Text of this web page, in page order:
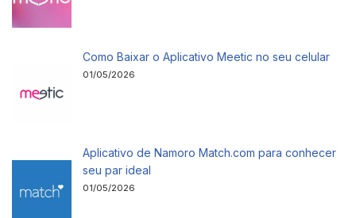
Como Baixar o Aplicativo Meetic no seu celular
01/05/2026
Aplicativo de Namoro Match.com para conhecer
seu par ideal
01/05/2026